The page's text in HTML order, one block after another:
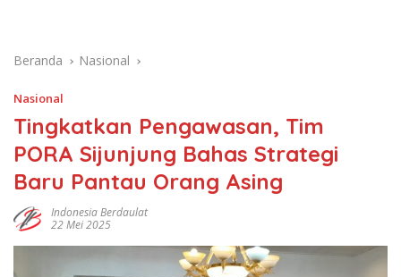
Beranda Nasional
Nasional
Tingkatkan Pengawasan, Tim
PORA Sijunjung Bahas Strategi
Baru Pantau Orang Asing
Indonesia Berdaulat
22 Mei 2025